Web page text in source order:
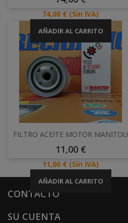
Precio
74,00 € (Sin IVA)
AÑADIR AL CARRITO
FILTRO ACEITE MOTOR MANITOU
Precio
11,00 €
Precio
11,00 € (Sin IVA)
AÑADIR AL CARRITO
CONTACTO
SU CUENTA